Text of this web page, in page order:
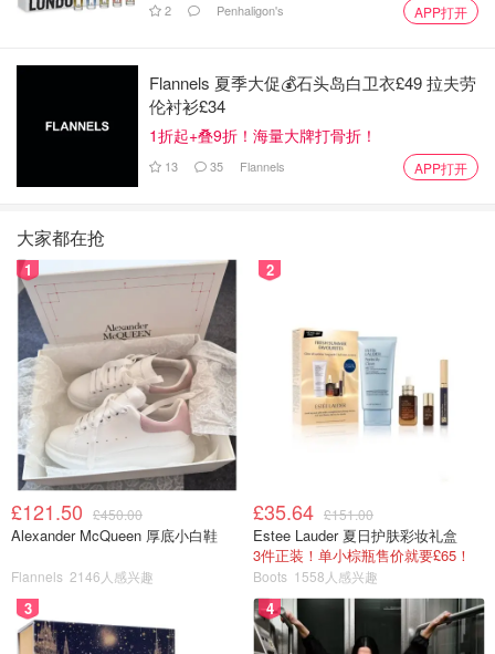
2 Penhaligon's APP打开
Flannels 夏季大促💰石头岛白卫衣£49 拉夫劳
伦衬衫£34
1折起+叠9折！海量大牌打骨折！
13 35 Flannels APP打开
大家都在抢
1
£121.50 £450.00
Alexander McQueen 厚底小白鞋
Flannels 2146人感兴趣
2
£35.64 £151.00
Estee Lauder 夏日护肤彩妆礼盒
3件正装！单小棕瓶售价就要£65！
Boots 1558人感兴趣
3 4